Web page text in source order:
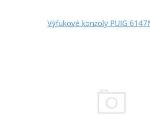
Výfukové konzoly PUIG